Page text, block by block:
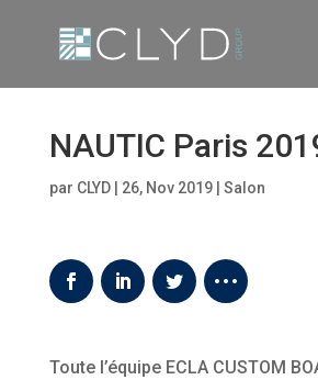
NAUTIC Paris
par CLYD| 26, Nov 2019| Salon
Toute l’équipe ECLA CUSTOM